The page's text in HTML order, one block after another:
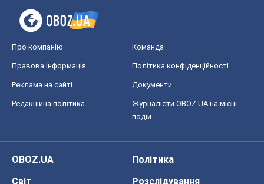
Про компанію Команда
Правова інформація Політика конфіденційності
Реклама на сайті Документи
Редакційна політика
Журналісти OBOZ.UA на місці
подій
OBOZ.UA
Політика
Світ
Розслідування